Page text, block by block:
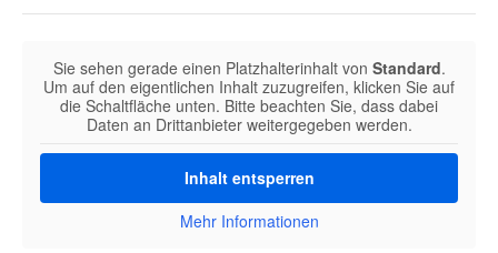
Sie sehen gerade einen Platzhalterinhalt von Standard.
Um auf den eigentlichen Inhalt zuzugreifen, klicken Sie auf
die Schaltfläche unten. Bitte beachten Sie, dass dabei
Daten an Drittanbieter weitergegeben werden.
Inhalt entsperren
Mehr Informationen